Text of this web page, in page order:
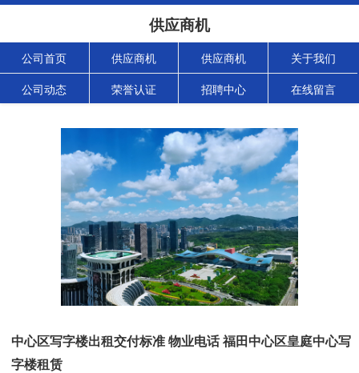
供应商机
公司首页 供应商机 供应商机 关于我们
公司动态 荣誉认证 招聘中心 在线留言
中心区写字楼出租交付标准 物业电话 福田中心区皇庭中心写
字楼租赁